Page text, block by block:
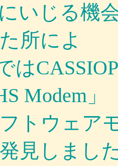
いじる機
所によ
は
Modem」
トウェア
見しまし